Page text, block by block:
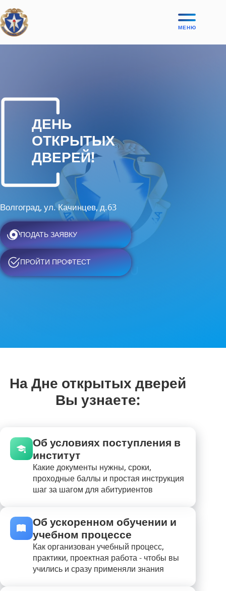
МЕНЮ
ДЕНЬ
ОТКРЫТЫХ
ДВЕРЕЙ!
Волгоград, ул. Качинцев, д.63
ПОДАТЬ ЗАЯВКУ
ПРОЙТИ ПРОФТЕСТ
На Дне открытых дверей
Вы узнаете:
Об условиях поступления в
институт
Какие документы нужны, сроки,
проходные баллы и простая инструкция
шаг за шагом для абитуриентов
Об ускоренном обучении и
учебном процессе
Как организован учебный процесс,
практики, проектная работа - чтобы вы
учились и сразу применяли знания